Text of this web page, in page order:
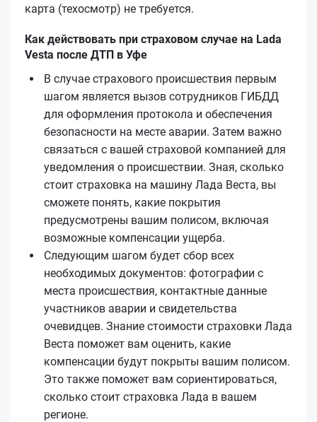
карта (техосмотр) не требуется.
Как действовать при страховом случае на Lada
Vesta после ДТП в Уфе
В случае страхового происшествия первым
шагом является вызов сотрудников ГИБДД
для оформления протокола и обеспечения
безопасности на месте аварии. Затем важно
связаться с вашей страховой компанией для
уведомления о происшествии. Зная, сколько
стоит страховка на машину Лада Веста, вы
сможете понять, какие покрытия
предусмотрены вашим полисом, включая
возможные компенсации ущерба.
Следующим шагом будет сбор всех
необходимых документов: фотографии с
места происшествия, контактные данные
участников аварии и свидетельства
очевидцев. Знание стоимости страховки Лада
Веста поможет вам оценить, какие
компенсации будут покрыты вашим полисом.
Это также поможет вам сориентироваться,
сколько стоит страховка Лада в вашем
регионе.